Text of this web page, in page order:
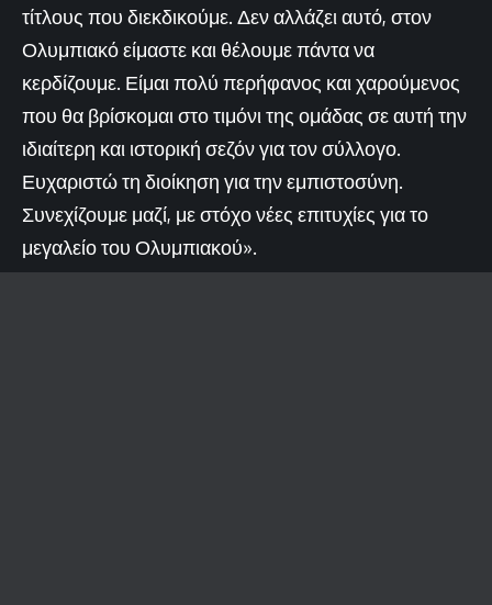
τίτλους που διεκδικούμε. Δεν αλλάζει αυτό, στον
Ολυμπιακό είμαστε και θέλουμε πάντα να
κερδίζουμε. Είμαι πολύ περήφανος και χαρούμενος
που θα βρίσκομαι στο τιμόνι της ομάδας σε αυτή την
ιδιαίτερη και ιστορική σεζόν για τον σύλλογο.
Ευχαριστώ τη διοίκηση για την εμπιστοσύνη.
Συνεχίζουμε μαζί, με στόχο νέες επιτυχίες για το
μεγαλείο του Ολυμπιακού».